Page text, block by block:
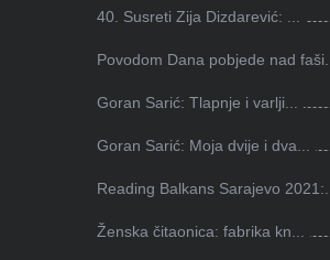
40. Susreti Zija Dizdarević: ...
Povodom Dana pobjede nad faši...
Goran Sarić: Tlapnje i varlji...
Goran Sarić: Moja dvije i dva...
Reading Balkans Sarajevo 2021:...
Ženska čitaonica: fabrika kn...